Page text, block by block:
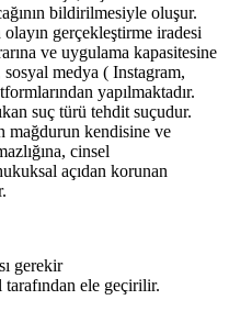
bildirilmesiyle oluşur.
gerçekleştirme iradesi
ve uygulama kapasitesine
medya ( Instagram,
yapılmaktadır.
suç türü tehdit suçudur.
mağdurun kendisine ve
cinsel
açıdan korunan
gerekir
ele geçirilir.